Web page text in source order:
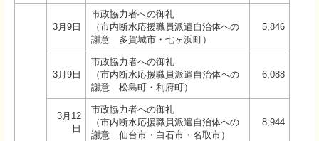
3月9日
市政協力者への御礼
（市内断水応援職員派遣自治体への
謝意 多賀城市・七ヶ浜町）
5,846
3月9日
市政協力者への御礼
（市内断水応援職員派遣自治体への
謝意 松島町・利府町）
6,088
3月12
日
市政協力者への御礼
（市内断水応援職員派遣自治体への
謝意 仙台市・白石市・名取市）
8,944